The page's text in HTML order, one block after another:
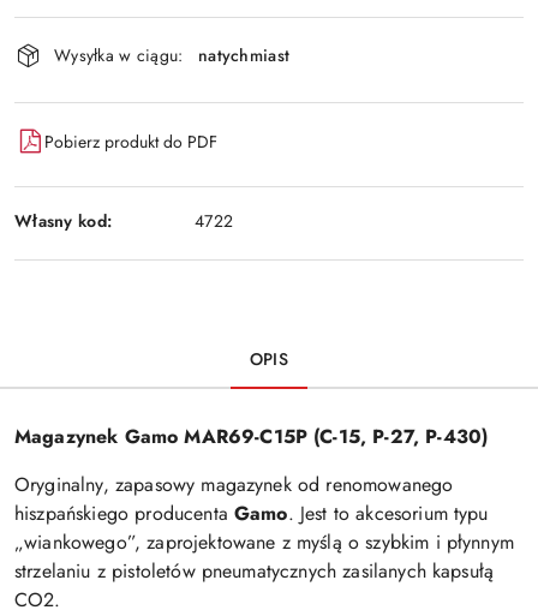
Wyślij
dostawa
Wysyłka w ciągu: natychmiast
Pobierz produkt do PDF
Własny kod: 4722
OPIS
Magazynek Gamo MAR69-C15P (C-15, P-27, P-430)
Oryginalny, zapasowy magazynek od renomowanego
hiszpańskiego producentaGamo. Jest to akcesorium typu
„wiankowego”, zaprojektowane z myślą o szybkim i płynnym
strzelaniu z pistoletów pneumatycznych zasilanych kapsułą
CO2.